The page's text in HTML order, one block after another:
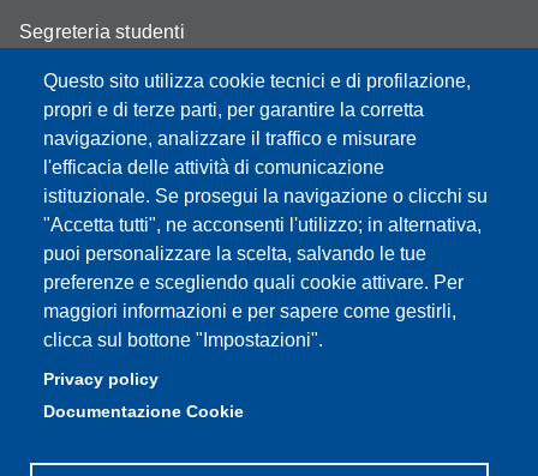
Questo sito utilizza cookie tecnici e di profilazione,
propri e di terze parti, per garantire la corretta
navigazione, analizzare il traffico e misurare
l'efficacia delle attività di comunicazione
istituzionale. Se prosegui la navigazione o clicchi su
"Accetta tutti", ne acconsenti l'utilizzo; in alternativa,
puoi personalizzare la scelta, salvando le tue
preferenze e scegliendo quali cookie attivare. Per
maggiori informazioni e per sapere come gestirli,
clicca sul bottone "Impostazioni".
Privacy policy
Documentazione Cookie
Segreteria studenti
Come trovarci
Assicurazione qualità
Partita IVA: 00427620364
Dipartimento di Scienze Biomediche, Metaboliche e
Neuroscienze
Sede: Via Campi 287 - 41122 Modena
PEC: dipbmn@pec.unimore.it
Tel: 059 2055087